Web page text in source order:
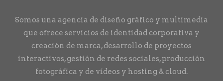
Somos una agencia de diseño gráfico y multimedia
que ofrece servicios de identidad corporativa y
creación de marca, desarrollo de proyectos
interactivos, gestión de redes sociales, producción
fotográfica y de vídeos y hosting & cloud.